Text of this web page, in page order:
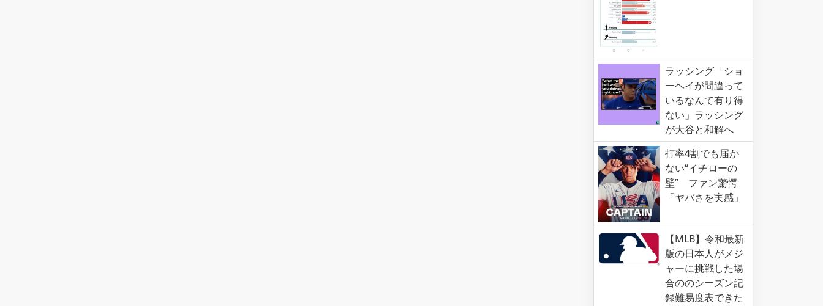
ラッシング「ショ
ーヘイが間違って
いるなんて有り得
ない」ラッシング
が大谷と和解へ
打率4割でも届か
ない“イチローの
壁” ファン驚愕
「ヤバさを実感」
【MLB】令和最新
版の日本人がメジ
ャーに挑戦した場
合ののシーズン記
録難易度表できた